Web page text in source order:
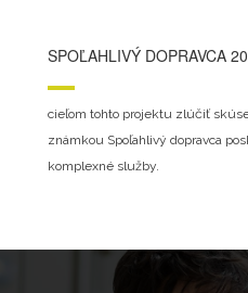
SPOĽAHLIVÝ DOPRAVCA
cieľom tohto projektu zlúčiť
známkou Spoľahlivý dopravca
komplexné služby.